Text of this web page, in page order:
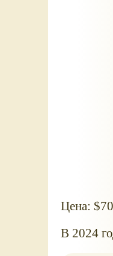
Цена:
В 2024